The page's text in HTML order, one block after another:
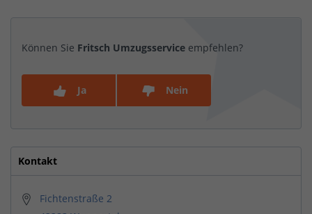
Können Sie Fritsch Umzugsservice empfehlen?
Ja Nein
Kontakt
Fichtenstraße 2